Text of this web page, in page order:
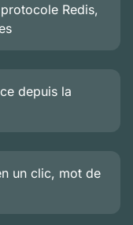
Redis,
depuis la
un clic, mot de